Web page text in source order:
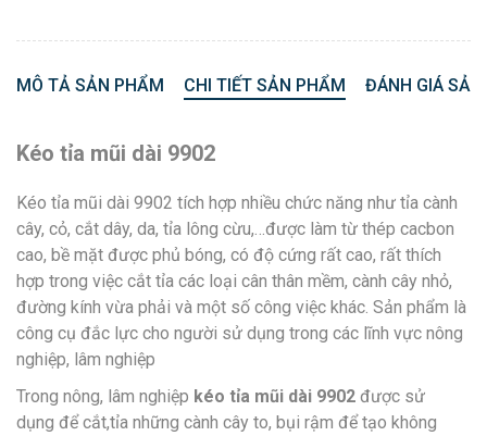
MÔ TẢ SẢN PHẨM CHI TIẾT SẢN PHẨM ĐÁNH GIÁ
Kéo tỉa mũi dài 9902
Kéo tỉa mũi dài 9902 tích hợp nhiều chức năng như tỉa cành
cây, cỏ, cắt dây, da, tỉa lông cừu,…được làm từ thép cacbon
cao, bề mặt được phủ bóng, có độ cứng rất cao, rất thích
hợp trong việc cắt tỉa các loại cân thân mềm, cành cây nhỏ,
đường kính vừa phải và một số công việc khác. Sản phẩm là
công cụ đắc lực cho người sử dụng trong các lĩnh vực nông
nghiệp, lâm nghiệp
Trong nông, lâm nghiệp kéo tỉa mũi dài 9902 được sử
dụng để cắt,tỉa những cành cây to, bụi rậm để tạo không